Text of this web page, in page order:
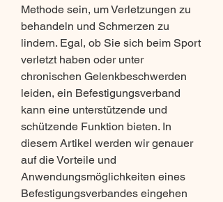
Methode sein, um Verletzungen zu
behandeln und Schmerzen zu
lindern. Egal, ob Sie sich beim Sport
verletzt haben oder unter
chronischen Gelenkbeschwerden
leiden, ein Befestigungsverband
kann eine unterstützende und
schützende Funktion bieten. In
diesem Artikel werden wir genauer
auf die Vorteile und
Anwendungsmöglichkeiten eines
Befestigungsverbandes eingehen